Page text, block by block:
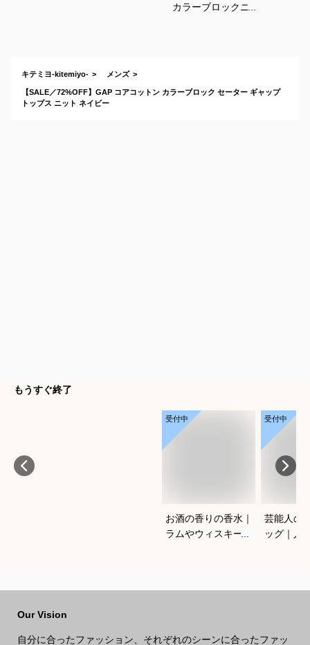
カラーブロックニッ
キテミヨ-kitemiyo- メンズ
【SALE／72%OFF】GAP コアコットン カラーブロック セーター ギャップ
トップス ニット ネイビー
もうすぐ終了
受付中
お酒の香りの香水｜
ラムやウィスキーな
受付中
芸能人の
ッグ｜人
Our Vision
自分に合ったファッション、それぞれのシーンに合ったファッ